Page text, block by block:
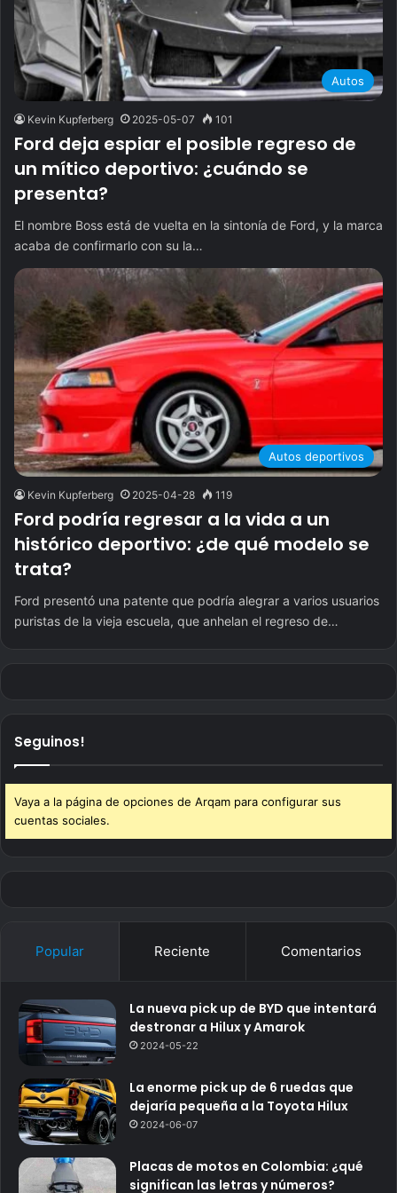
Autos
Kevin Kupferberg 2025-05-07 101
Ford deja espiar el posible regreso de
un mítico deportivo: ¿cuándo se
presenta?
El nombre Boss está de vuelta en la sintonía de Ford, y la marca
acaba de confirmarlo con su la…
Autos deportivos
Kevin Kupferberg 2025-04-28 119
Ford podría regresar a la vida a un
histórico deportivo: ¿de qué modelo se
trata?
Ford presentó una patente que podría alegrar a varios usuarios
puristas de la vieja escuela, que anhelan el regreso de…
Seguinos!
Vaya a la página de opciones de Arqam para configurar sus
cuentas sociales.
Popular Reciente Comentarios
La nueva pick up de BYD que intentará
destronar a Hilux y Amarok
2024-05-22
La enorme pick up de 6 ruedas que
dejaría pequeña a la Toyota Hilux
2024-06-07
Placas de motos en Colombia: ¿qué
significan las letras y números?